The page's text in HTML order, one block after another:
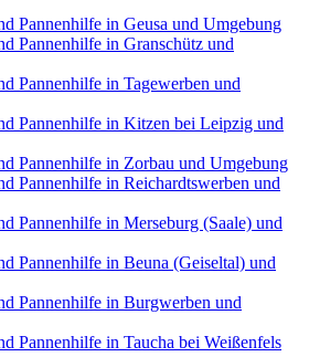
Pannenhilfe in Geusa und Umgebung
Pannenhilfe in Granschütz und
Pannenhilfe in Tagewerben und
Pannenhilfe in Kitzen bei Leipzig und
Pannenhilfe in Zorbau und Umgebung
Pannenhilfe in Reichardtswerben und
Pannenhilfe in Merseburg (Saale) und
Pannenhilfe in Beuna (Geiseltal) und
Pannenhilfe in Burgwerben und
Pannenhilfe in Taucha bei Weißenfels